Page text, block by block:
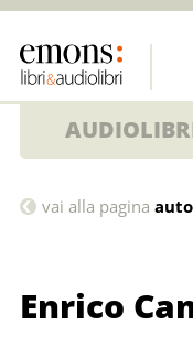
Enrico
vai alla pagina
Enrico